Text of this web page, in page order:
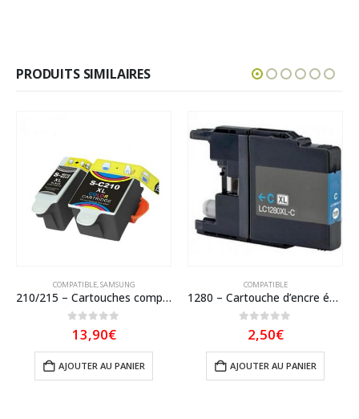
PRODUITS SIMILAIRES
COMPATIBLE,SAMSUNG
210/215 – Cartouches compatibles SAMSUNG M215 / M210 – Pack De 2 Cartouches XL (Copie)
sur 5
13,90€
AJOUTER AU PANIER
COMPATIBLE
1280 – Cartouche d’encre équivalent BROTHER LC-1280XLC compatible (LC1280) Cyan
sur 5
2,50€
AJOUTER AU PANIER